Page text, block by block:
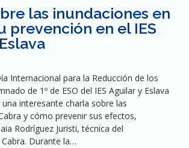
las inundaciones en
prevención en el IES
Internacional para la Reducción de los
de 1º de ESO del IES Aguilar y Eslava
interesante charla sobre las
y cómo prevenir sus efectos,
Rodríguez Juristi, técnica del
Durante la…